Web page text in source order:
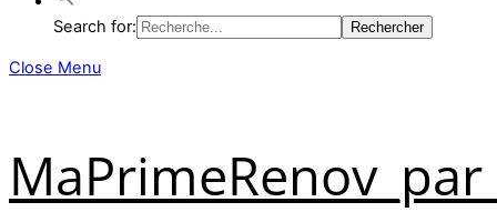
Search for:
Close Menu